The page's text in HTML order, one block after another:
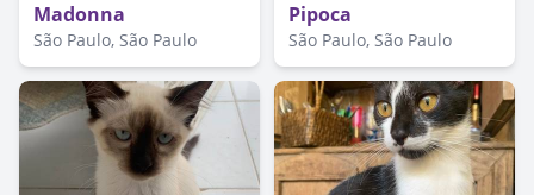
Madonna
São Paulo, São Paulo
Pipoca
São Paulo, São Paulo